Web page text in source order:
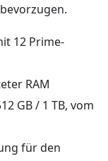
12 Prime-
RAM
GB / 1 TB, vom
für den